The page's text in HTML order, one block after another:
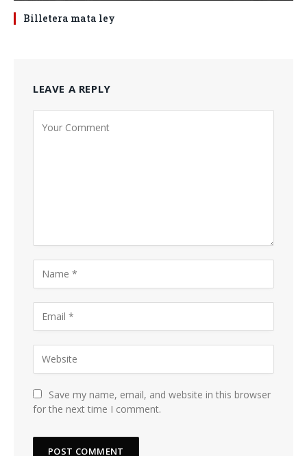
Billetera mata ley
LEAVE A REPLY
Save my name, email, and website in this browser
for the next time I comment.